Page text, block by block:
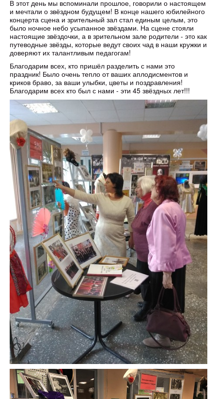
В этот день мы вспоминали прошлое, говорили о настоящем
и мечтали о звёздном будущем! В конце нашего юбилейного
концерта сцена и зрительный зал стал единым целым, это
было ночное небо усыпанное звёздами. На сцене стояли
настоящие звёздочки, а в зрительном зале родители - это как
путеводные звёзды, которые ведут своих чад в наши кружки и
доверяют их талантливым педагогам!
Благодарим всех, кто пришёл разделить с нами это
праздник! Было очень тепло от ваших аплодисментов и
криков браво, за ваши улыбки, цветы и поздравления!
Благодарим всех кто был с нами - эти 45 звёздных лет!!!